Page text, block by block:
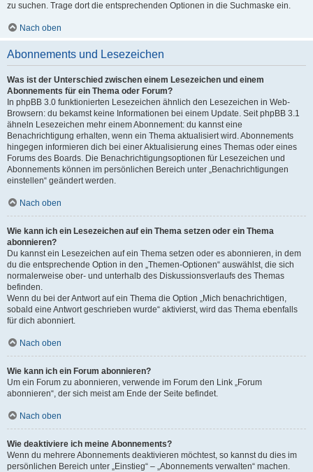
zu suchen. Trage dort die entsprechenden Optionen in die Suchmaske ein.
Nach oben
Abonnements und Lesezeichen
Was ist der Unterschied zwischen einem Lesezeichen und einem
Abonnements für ein Thema oder Forum?
In phpBB 3.0 funktionierten Lesezeichen ähnlich den Lesezeichen in Web-
Browsern: du bekamst keine Informationen bei einem Update. Seit phpBB 3.1
ähneln Lesezeichen mehr einem Abonnement: du kannst eine
Benachrichtigung erhalten, wenn ein Thema aktualisiert wird. Abonnements
hingegen informieren dich bei einer Aktualisierung eines Themas oder eines
Forums des Boards. Die Benachrichtigungsoptionen für Lesezeichen und
Abonnements können im persönlichen Bereich unter „Benachrichtigungen
einstellen“ geändert werden.
Nach oben
Wie kann ich ein Lesezeichen auf ein Thema setzen oder ein Thema
abonnieren?
Du kannst ein Lesezeichen auf ein Thema setzen oder es abonnieren, in dem
du die entsprechende Option in den „Themen-Optionen“ auswählst, die sich
normalerweise ober- und unterhalb des Diskussionsverlaufs des Themas
befinden.
Wenn du bei der Antwort auf ein Thema die Option „Mich benachrichtigen,
sobald eine Antwort geschrieben wurde“ aktivierst, wird das Thema ebenfalls
für dich abonniert.
Nach oben
Wie kann ich ein Forum abonnieren?
Um ein Forum zu abonnieren, verwende im Forum den Link „Forum
abonnieren“, der sich meist am Ende der Seite befindet.
Nach oben
Wie deaktiviere ich meine Abonnements?
Wenn du mehrere Abonnements deaktivieren möchtest, so kannst du dies im
persönlichen Bereich unter „Einstieg“ – „Abonnements verwalten“ machen.